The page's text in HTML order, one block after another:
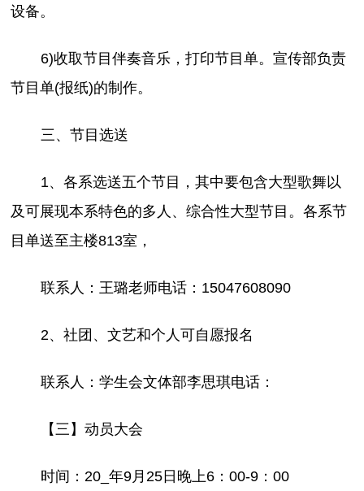
设备。
6)收取节目伴奏音乐，打印节目单。宣传部负责
节目单(报纸)的制作。
三、节目选送
1、各系选送五个节目，其中要包含大型歌舞以
及可展现本系特色的多人、综合性大型节目。各系节
目单送至主楼813室，
联系人：王璐老师电话：15047608090
2、社团、文艺和个人可自愿报名
联系人：学生会文体部李思琪电话：
【三】动员大会
时间：20_ 年9月25日晚上6：00-9：00